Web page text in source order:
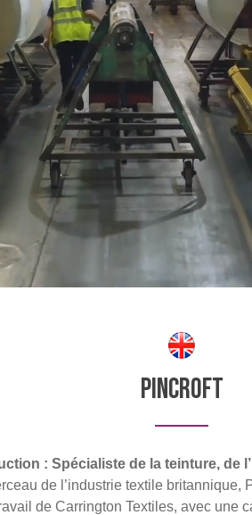
Pincroft
: Spécialiste de la teinture, de
de l’industrie textile
de Carrington Textiles, avec une